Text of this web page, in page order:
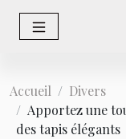
Accueil
Divers
Apportez une
des tapis élégants